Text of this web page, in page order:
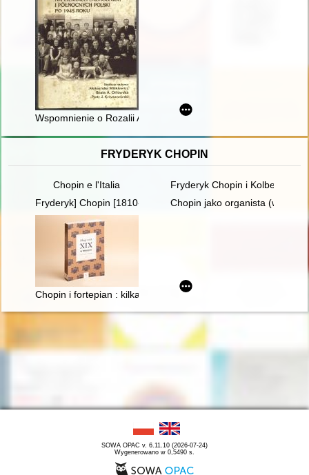
Wspomnienie o Rozalii Aleksandrowicz
FRYDERYK CHOPIN
Chopin e l'Italia
Fryderyk Chopin i
Fryderyk] Chopin [1810-1849]. Człowiek, dzieło, rezonans
Chopin jako organista (w 150.
Chopin i fortepian : kilka uwag o relacji człowieka z
SOWA OPAC v. 6.11.10 (2026-07-24)
Wygenerowano w 0,5490 s.